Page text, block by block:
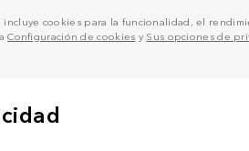
cookies para la funcionalidad, el
Configuración de cookies y Sus opciones de